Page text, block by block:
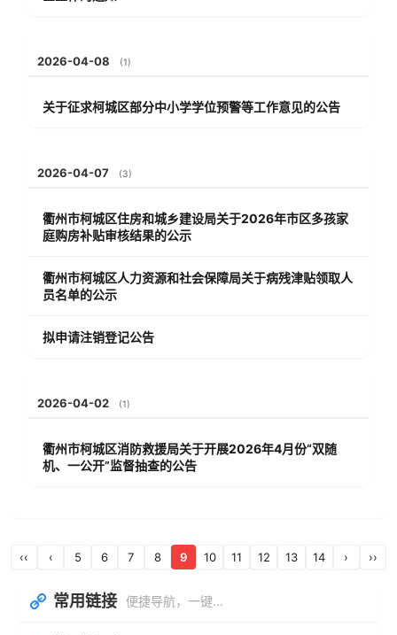
2026-04-08 (1)
关于征求柯城区部分中小学学位预警等工作意见的公告
2026-04-07 (3)
衢州市柯城区住房和城乡建设局关于2026年市区多孩家
庭购房补贴审核结果的公示
衢州市柯城区人力资源和社会保障局关于病残津贴领取人
员名单的公示
拟申请注销登记公告
2026-04-02 (1)
衢州市柯城区消防救援局关于开展2026年4月份“双随
机、一公开”监督抽查的公告
‹‹ ‹ 5 6 7 8 9 10 11 12 13 14 › ››
常用链接 便捷导航，一键直达